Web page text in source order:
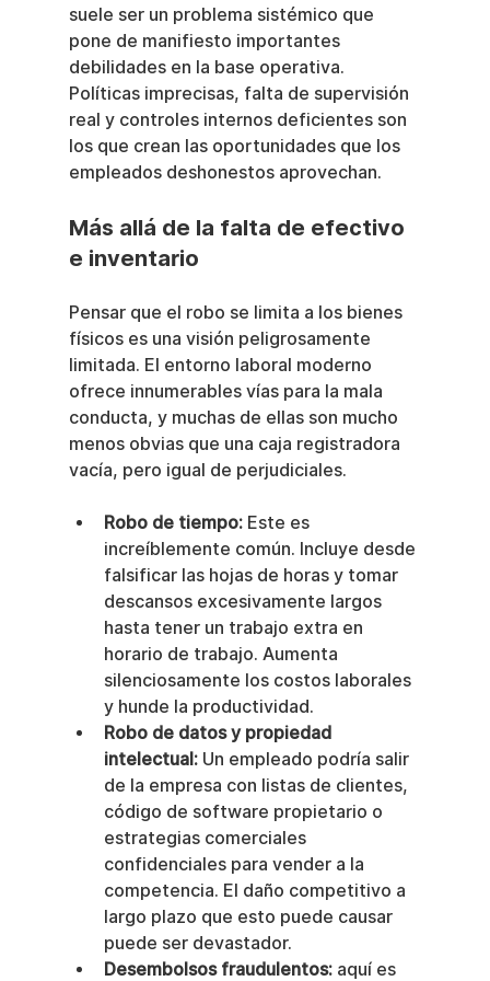
suele ser un problema sistémico que
pone de manifiesto importantes
debilidades en la base operativa.
Políticas imprecisas, falta de supervisión
real y controles internos deficientes son
los que crean las oportunidades que los
empleados deshonestos aprovechan.
Más allá de la falta de efectivo
e inventario
Pensar que el robo se limita a los bienes
físicos es una visión peligrosamente
limitada. El entorno laboral moderno
ofrece innumerables vías para la mala
conducta, y muchas de ellas son mucho
menos obvias que una caja registradora
vacía, pero igual de perjudiciales.
Robo de tiempo: Este es
increíblemente común. Incluye desde
falsificar las hojas de horas y tomar
descansos excesivamente largos
hasta tener un trabajo extra en
horario de trabajo. Aumenta
silenciosamente los costos laborales
y hunde la productividad.
Robo de datos y propiedad
intelectual: Un empleado podría salir
de la empresa con listas de clientes,
código de software propietario o
estrategias comerciales
confidenciales para vender a la
competencia. El daño competitivo a
largo plazo que esto puede causar
puede ser devastador.
Desembolsos fraudulentos: aquí es